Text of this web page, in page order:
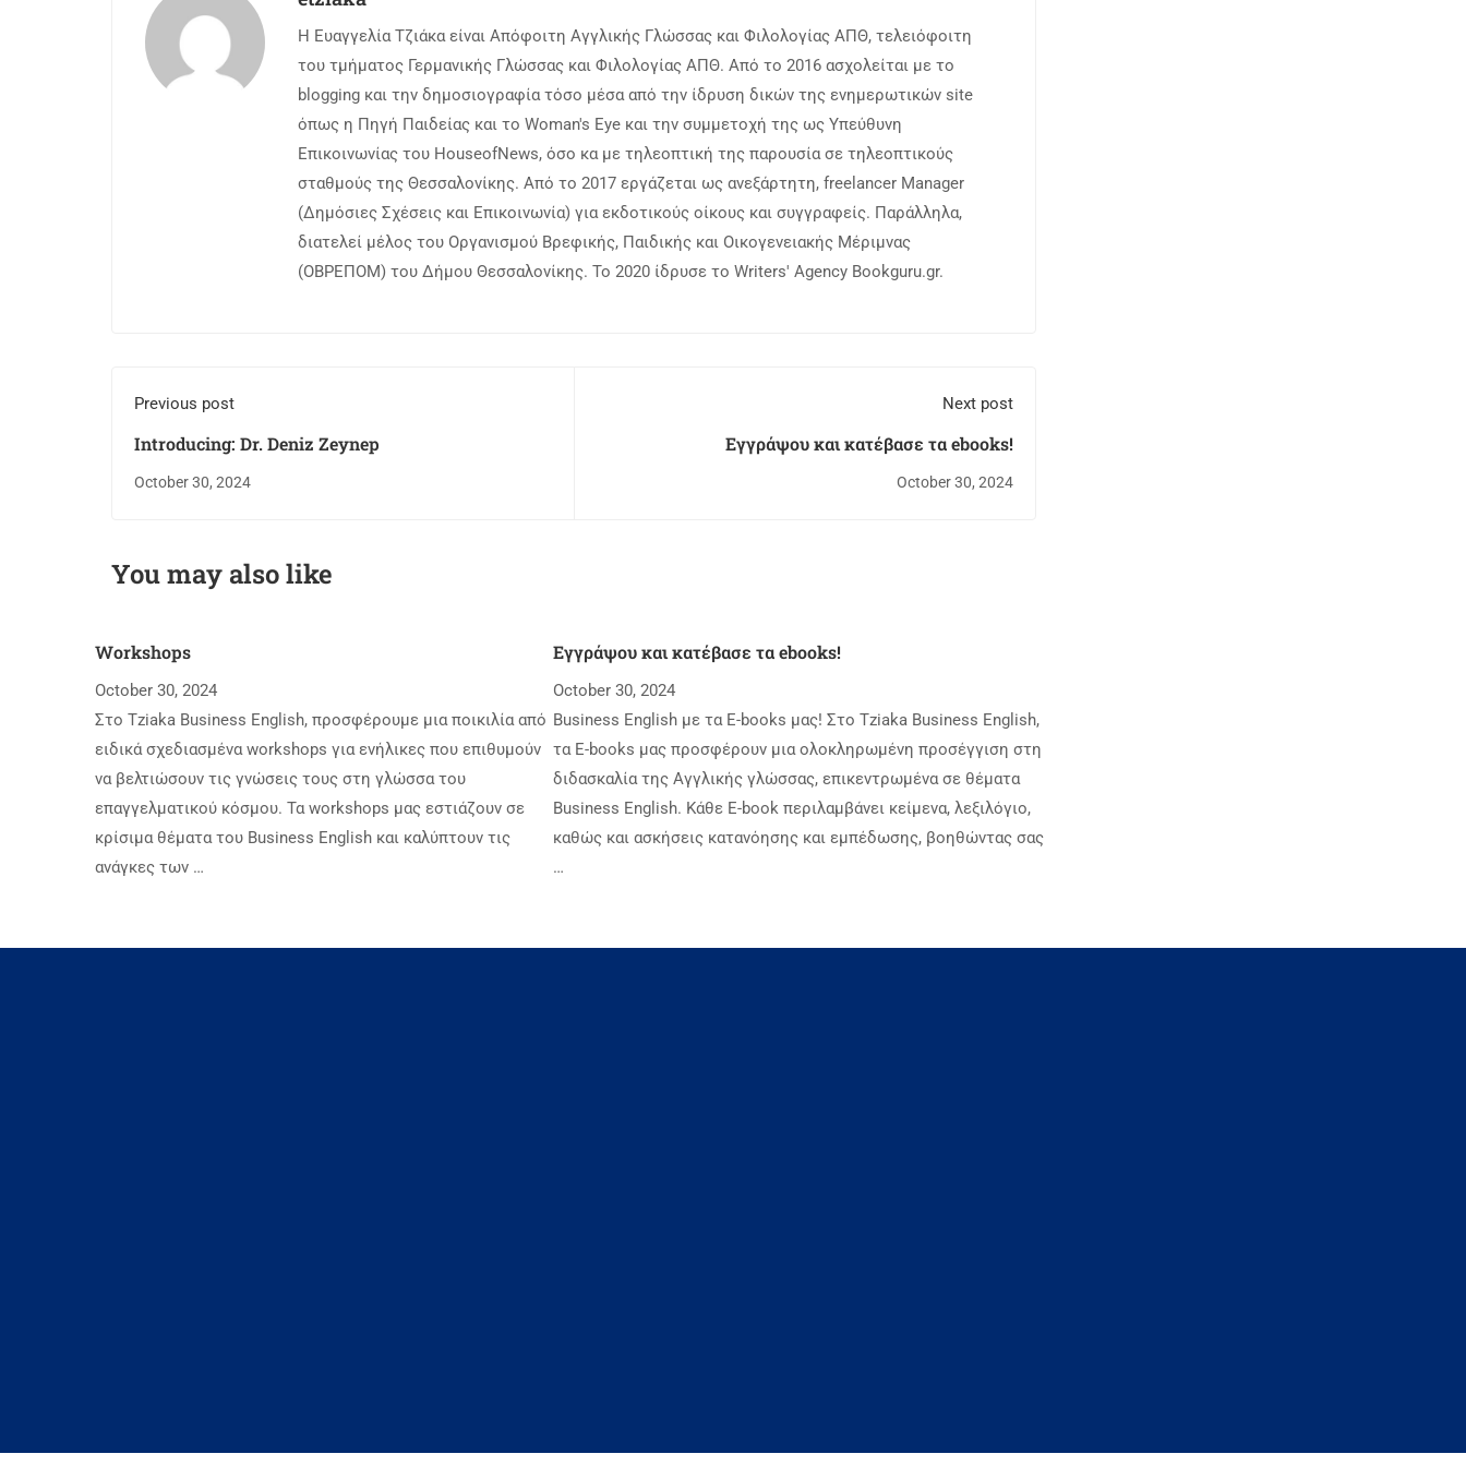
Η Ευαγγελία Τζιάκα είναι Απόφοιτη Αγγλικής Γλώσσας και Φιλολογίας ΑΠΘ, τελειόφοιτη
του τμήματος Γερμανικής Γλώσσας και Φιλολογίας ΑΠΘ. Από το 2016 ασχολείται με το
blogging και την δημοσιογραφία τόσο μέσα από την ίδρυση δικών της ενημερωτικών site
όπως η Πηγή Παιδείας και το Woman's Eye και την συμμετοχή της ως Υπεύθυνη
Επικοινωνίας του ΗouseofNews, όσο κα με τηλεοπτική της παρουσία σε τηλεοπτικούς
σταθμούς της Θεσσαλονίκης. Από το 2017 εργάζεται ως ανεξάρτητη, freelancer Manager
(Δημόσιες Σχέσεις και Επικοινωνία) για εκδοτικούς οίκους και συγγραφείς. Παράλληλα,
διατελεί μέλος του Οργανισμού Βρεφικής, Παιδικής και Οικογενειακής Μέριμνας
(ΟΒΡΕΠΟΜ) του Δήμου Θεσσαλονίκης. Το 2020 ίδρυσε το Writers' Αgency Bookguru.gr.
Previous post
Introducing: Dr. Deniz Zeynep
October 30, 2024
Next post
Εγγράψου και κατέβασε τα ebooks!
October 30, 2024
You may also like
Workshops
October 30, 2024
Στο Tziaka Business English, προσφέρουμε μια ποικιλία από
ειδικά σχεδιασμένα workshops για ενήλικες που επιθυμούν
να βελτιώσουν τις γνώσεις τους στη γλώσσα του
επαγγελματικού κόσμου. Τα workshops μας εστιάζουν σε
κρίσιμα θέματα του Business English και καλύπτουν τις
ανάγκες των …
Εγγράψου και κατέβασε τα ebooks!
October 30, 2024
Business English με τα Ε-books μας! Στο Tziaka Business English,
τα E-books μας προσφέρουν μια ολοκληρωμένη προσέγγιση στη
διδασκαλία της Αγγλικής γλώσσας, επικεντρωμένα σε θέματα
Business English. Κάθε E-book περιλαμβάνει κείμενα, λεξιλόγιο,
καθώς και ασκήσεις κατανόησης και εμπέδωσης, βοηθώντας σας
…